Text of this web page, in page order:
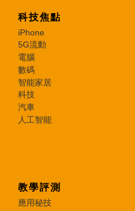
科技焦點
iPhone
5G流動
電腦
數碼
智能家居
科技
汽車
人工智能
教學評測
應用秘技